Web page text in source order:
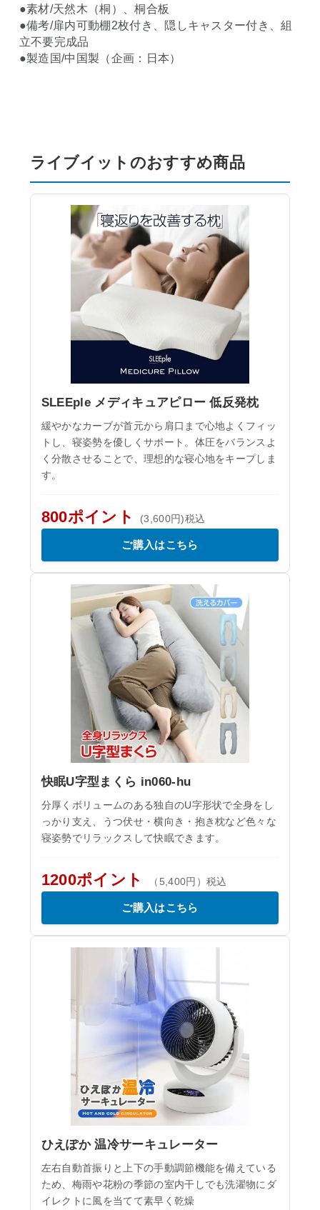
●素材/天然木（桐）、桐合板
●備考/扉内可動棚2枚付き、隠しキャスター付き、組
立不要完成品
●製造国/中国製（企画：日本）
ライブイットのおすすめ商品
SLEEple メディキュアピロー 低反発枕
緩やかなカーブが首元から肩口まで心地よくフィッ
トし、寝姿勢を優しくサポート。体圧をバランスよ
く分散させることで、理想的な寝心地をキープしま
す。
800ポイント (3,600円)税込
ご購入はこちら
快眠U字型まくら in060-hu
分厚くボリュームのある独自のU字形状で全身をし
っかり支え、うつ伏せ・横向き・抱き枕など色々な
寝姿勢でリラックスして快眠できます。
1200ポイント （5,400円）税込
ご購入はこちら
ひえぽか 温冷サーキュレーター
左右自動首振りと上下の手動調節機能を備えている
ため、梅雨や花粉の季節の室内干しでも洗濯物にダ
イレクトに風を当てて素早く乾燥